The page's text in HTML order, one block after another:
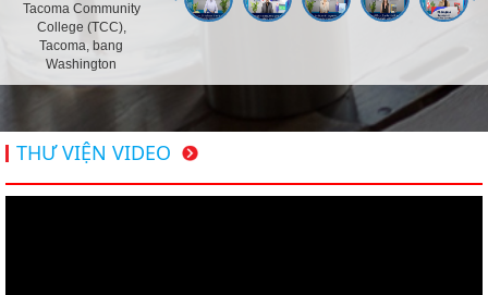
Tacoma Community
College (TCC),
Tacoma, bang
Washington
THƯ VIỆN VIDEO